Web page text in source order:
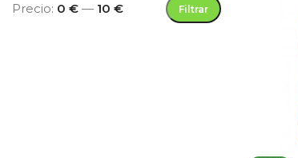
Filtrar
Precio: 0 € — 10 €